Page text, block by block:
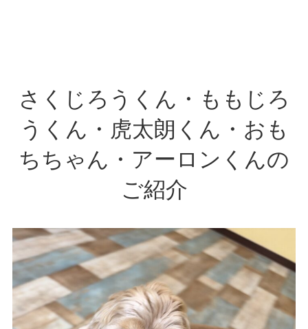
さくじろうくん・ももじろ
うくん・虎太朗くん・おも
ちちゃん・アーロンくんの
ご紹介